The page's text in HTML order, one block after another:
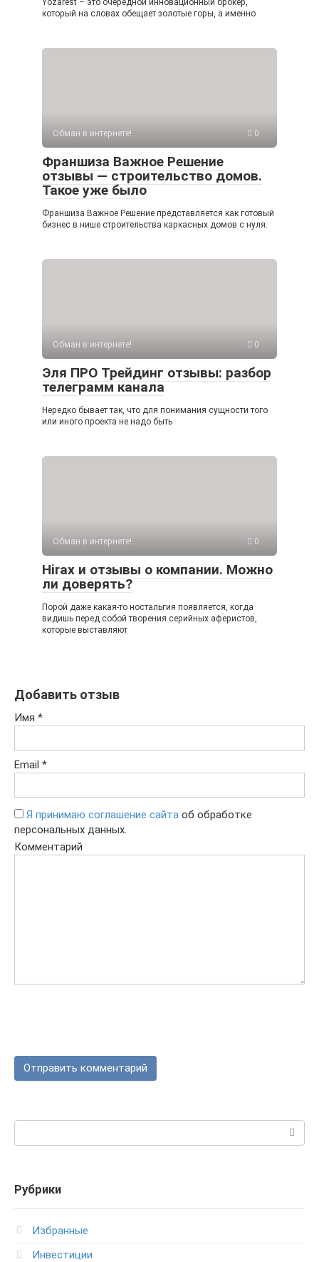
Yozarest – это очередной инновационный брокер,
который на словах обещает золотые горы, а именно
Обман в интернете! 0
Франшиза Важное Решение
отзывы — строительство домов.
Такое уже было
Франшиза Важное Решение представляется как готовый
бизнес в нише строительства каркасных домов с нуля.
Обман в интернете! 0
Эля ПРО Трейдинг отзывы: разбор
телеграмм канала
Нередко бывает так, что для понимания сущности того
или иного проекта не надо быть
Обман в интернете! 0
Hirax и отзывы о компании. Можно
ли доверять?
Порой даже какая-то ностальгия появляется, когда
видишь перед собой творения серийных аферистов,
которые выставляют
Добавить отзыв
Имя *
Email *
Я принимаю соглашение сайта об обработке
персональных данных.
Комментарий
Поиск:
Рубрики
Избранные
Инвестиции